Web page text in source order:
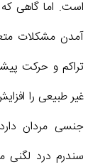
است. اما گاهی
آمدن مشکلات
تراکم و حرکت
غیر طبیعی را
جنسی مردان
سندرم درد